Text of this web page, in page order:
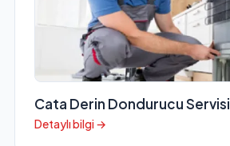
Cata Derin Dondurucu Servisi
Detaylı bilgi →